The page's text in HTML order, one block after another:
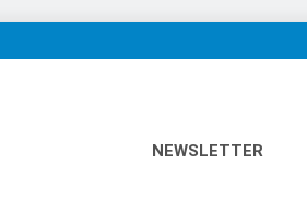
NEWSLETTER